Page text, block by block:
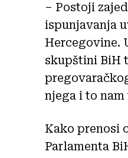
– Postoji
ispunjavanja
Hercegovine.
skupštini BiH
njega i to
Kako prenosi
Parlamenta